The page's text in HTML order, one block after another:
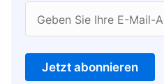
Geben Sie Ihre E-Mail-
Jetzt abonnieren